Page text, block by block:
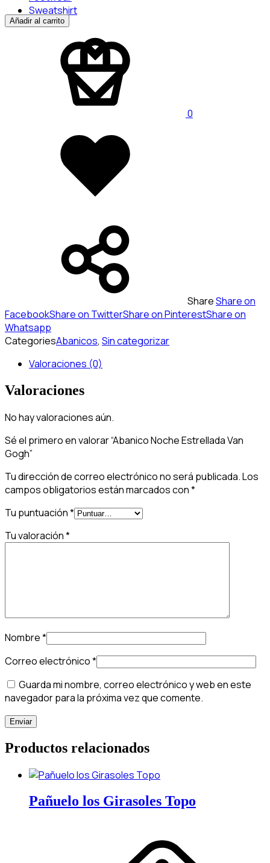
Sweatshirt
0
Añadir al carrito
ShareShare on
FacebookShare on TwitterShare on PinterestShare on
Whatsapp
CategoriesAbanicos, Sin categorizar
Valoraciones (0)
Valoraciones
No hay valoraciones aún.
Sé el primero en valorar “Abanico Noche Estrellada Van
Gogh”
Tu dirección de correo electrónico no será publicada.Los
campos obligatorios están marcados con*
Tu puntuación*
Tu valoración*
Nombre*
Correo electrónico*
Guarda mi nombre, correo electrónico y web en este
navegador para la próxima vez que comente.
Productos relacionados
Pañuelo los Girasoles Topo